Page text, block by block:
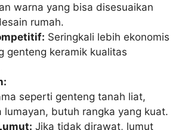
warna yang bisa disesuaikan
rumah.
Seringkali lebih ekonomis
genteng keramik kualitas
seperti genteng tanah liat,
lumayan, butuh rangka yang kuat.
Jika tidak dirawat, lumut